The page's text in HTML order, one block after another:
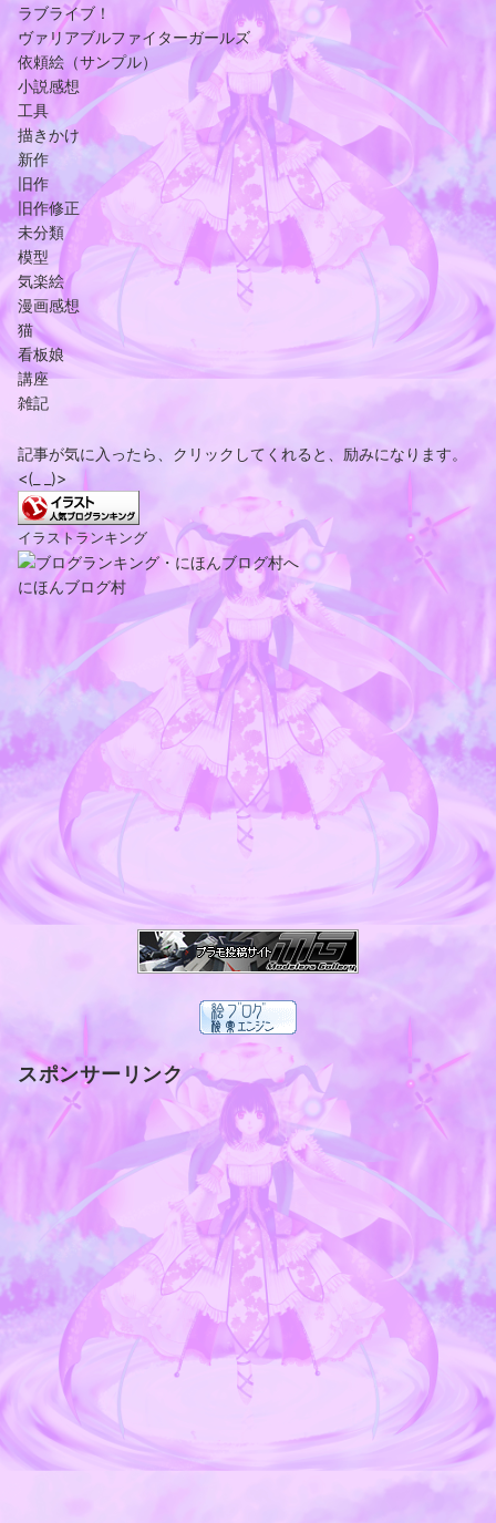
ラブライブ！
ヴァリアブルファイターガールズ
依頼絵（サンプル）
小説感想
工具
描きかけ
新作
旧作
旧作修正
未分類
模型
気楽絵
漫画感想
猫
看板娘
講座
雑記
記事が気に入ったら、クリックしてくれると、励みになります。
<(_ _)>
イラストランキング
にほんブログ村
スポンサーリンク